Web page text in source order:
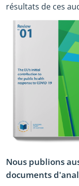
résultats de ces
Nous publions
documents